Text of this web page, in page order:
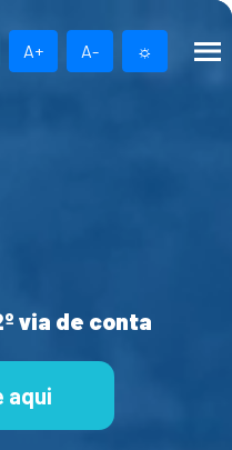
A+ A- ☼
via de conta
aqui